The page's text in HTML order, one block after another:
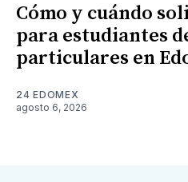
Cómo y cuándo
para estudiantes
particulares en
24 EDOMEX
agosto 6, 2026